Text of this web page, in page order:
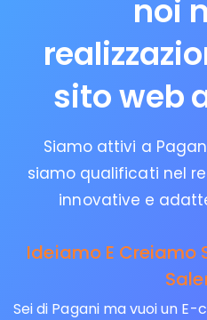
noi
sito web
Siamo attivi a
siamo qualificati nel
innovative e
Ideiamo E Creiamo
Sei di Pagani ma vuoi un